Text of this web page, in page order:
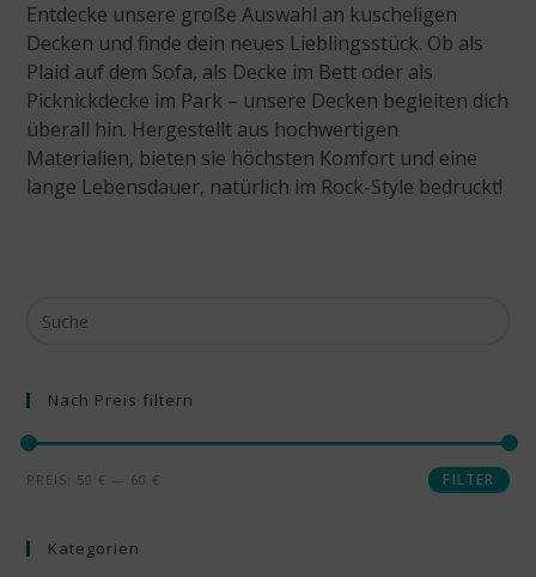
Entdecke unsere große Auswahl an kuscheligen
Decken und finde dein neues Lieblingsstück. Ob als
Plaid auf dem Sofa, als Decke im Bett oder als
Picknickdecke im Park – unsere Decken begleiten dich
überall hin. Hergestellt aus hochwertigen
Materialien, bieten sie höchsten Komfort und eine
lange Lebensdauer, natürlich im Rock-Style bedruckt!
Nach Preis filtern
FILTER
PREIS: 50 € — 60 €
Kategorien